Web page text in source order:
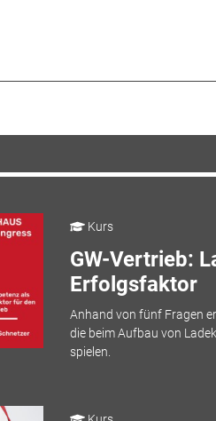
Kurs
GW-Vertrieb:
Erfolgsfaktor
Anhand von fünf Fragen
die beim Aufbau von
spielen.